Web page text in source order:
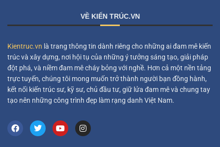
VỀ KIẾN TRÚC.VN
Kientruc.vn là trang thông tin dành riêng cho những ai đam mê kiến
trúc và xây dựng, nơi hội tụ của những ý tưởng sáng tạo, giải pháp
đột phá, và niềm đam mê cháy bỏng với nghề. Hơn cả một nền tảng
trực tuyến, chúng tôi mong muốn trở thành người bạn đồng hành,
kết nối kiến trúc sư, kỹ sư, chủ đầu tư, giữ lửa đam mê và chung tay
tạo nên những công trình đẹp làm rạng danh Việt Nam.